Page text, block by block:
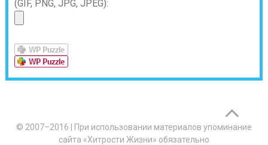
(GIF, PNG, JPG, JPEG):
© 2007–2016
При использовании материалов упоминание
сайта «Хитрости Жизни» обязательно